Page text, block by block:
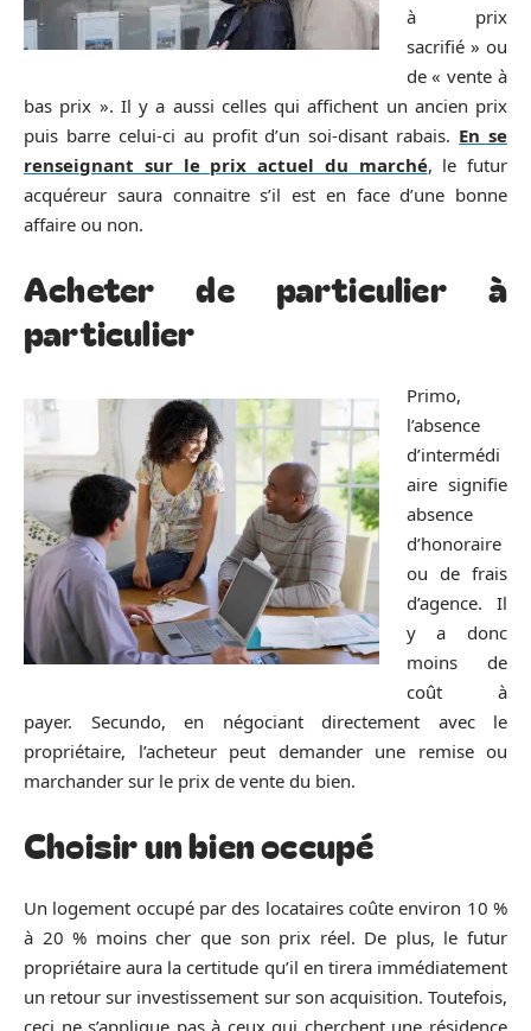
à prix
sacrifié » ou
de « vente à
bas prix ». Il y a aussi celles qui affichent un ancien prix
puis barre celui-ci au profit d’un soi-disant rabais. En se
renseignant sur le prix actuel du marché, le futur
acquéreur saura connaitre s’il est en face d’une bonne
affaire ou non.
Acheter de particulier à
particulier
Primo,
l’absence
d’intermédi
aire signifie
absence
d’honoraire
ou de frais
d’agence. Il
y a donc
moins de
coût à
payer. Secundo, en négociant directement avec le
propriétaire, l’acheteur peut demander une remise ou
marchander sur le prix de vente du bien.
Choisir un bien occupé
Un logement occupé par des locataires coûte environ 10 %
à 20 % moins cher que son prix réel. De plus, le futur
propriétaire aura la certitude qu’il en tirera immédiatement
un retour sur investissement sur son acquisition. Toutefois,
ceci ne s’applique pas à ceux qui cherchent une résidence